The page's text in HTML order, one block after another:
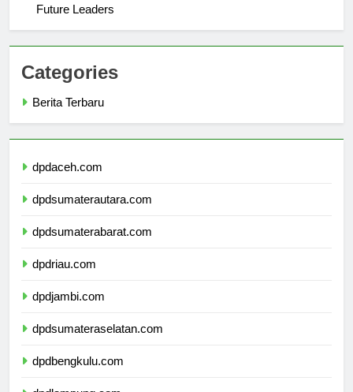
How Universitas Katolik Indonesia Atma Jaya Shapes
Categories